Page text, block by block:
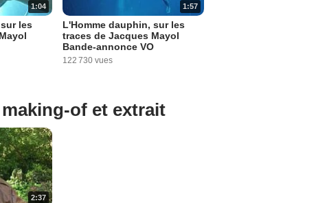
1:04
les
1:57
L'Homme dauphin, sur les
traces de Jacques Mayol
Bande-annonce VO
122 730 vues
of et extrait
2:37